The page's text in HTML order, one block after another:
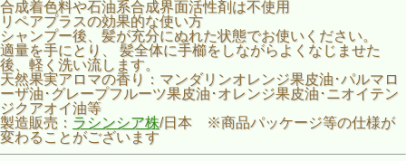
合成着色料や石油系合成界面活性剤は不使用
リペアプラスの効果的な使い方
シャンプー後、髪が充分にぬれた状態でお使いください。
適量を手にとり、 髪全体に手櫛をしながらよくなじませた
後、軽く洗い流します。
天然果実アロマの香り：マンダリンオレンジ果皮油･パルマロ
ーザ油･グレープフルーツ果皮油･オレンジ果皮油･ニオイテン
ジクアオイ油等
製造販売： ラシンシア株/日本 ※商品パッケージ等の仕様が
変わることがございます